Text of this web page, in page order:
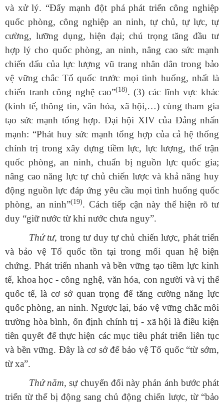
và xử lý. “Đẩymạnh đột phá phát triển công nghiệp
quốc phòng, công nghiệp an ninh, tự chủ, tự lực, tự
cường, lưỡng dụng, hiện đại; chú trọng tăng đầu tư
hợp lý cho quốc phòng, an ninh, nâng cao sức mạnh
chiến đấu của lực lượng vũ trang nhân dân trong bảo
vệ vững chắc Tổ quốc trước mọi tình huống, nhất là
chiến tranh công nghệ cao”(18).(3) các lĩnh vực khác
(kinh tế, thông tin, văn hóa, xã hội,…) cùng tham gia
tạo sức mạnh tổng hợp. Đại hội XIV của Đảng nhấn
mạnh: “Phát huy sức mạnh tổng hợp của cả hệ thống
chính trị trong xây dựng tiềm lực, lực lượng, thế trận
quốc phòng, an ninh, chuẩn bị nguồn lực quốc gia;
nâng cao năng lực tự chủ chiến lược và khả năng huy
động nguồn lực đáp ứng yêu cầu mọi tình huống quốc
phòng, an ninh”(19). Cách tiếp cận này thể hiện rõ tư
duy “giữ nước từ khi nước chưa nguy”.
Thứ tư, trong tư duy tự chủ chiến lược, phát triển
và bảo vệ Tổ quốc tồn tại trong mối quan hệ biện
chứng. Phát triển nhanh và bền vững tạo tiềm lực kinh
tế, khoa học - công nghệ, văn hóa, con người và vị thế
quốc tế, là cơ sở quan trọng để tăng cường năng lực
quốc phòng, an ninh. Ngược lại, bảo vệ vững chắc môi
trường hòa bình, ổn định chính trị - xã hội là điều kiện
tiên quyết để thực hiện các mục tiêu phát triển liên tục
và bền vững. Đây là cơ sở để bảo vệ Tổ quốc “từ sớm,
từ xa”.
Thứ năm,sự chuyển đổi này phản ánh bước phát
triển từ thế bị động sang chủ động chiến lược, từ “bảo